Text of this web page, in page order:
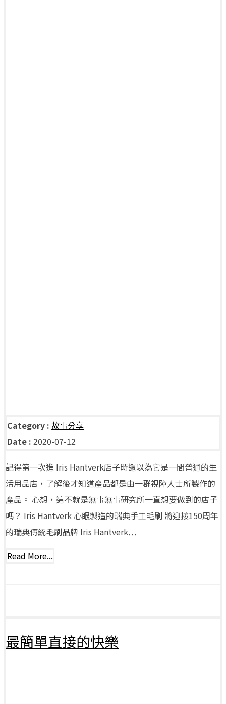
Category : 故事分享
Date : 2020-07-12
記得第一次進 Iris Hantverk店子時還以為它是一間普通的生
活用品店，了解後才知道產品都是由一群視障人士所製作的
產品。 心想，這不就是無事無事研究所一直想要做到的店子
嗎？ Iris Hantverk 心眼製造的瑞典手工毛刷 將迎接150周年
的瑞典傳統毛刷品牌 Iris Hantverk…
Read More...
最簡單直接的快樂